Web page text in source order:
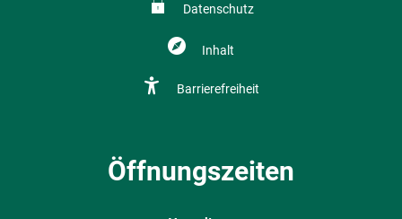
Datenschutz
Inhalt
Barrierefreiheit
Öffnungszeiten